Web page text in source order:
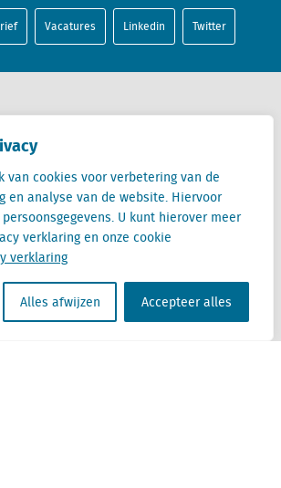
van cookies voor verbetering van de
en analyse van de website. Hiervoor
U kunt hierover meer
verklaring en onze cookie
verklaring
Alles afwijzen Accepteer alles
Vacatures Linkedin Twitter